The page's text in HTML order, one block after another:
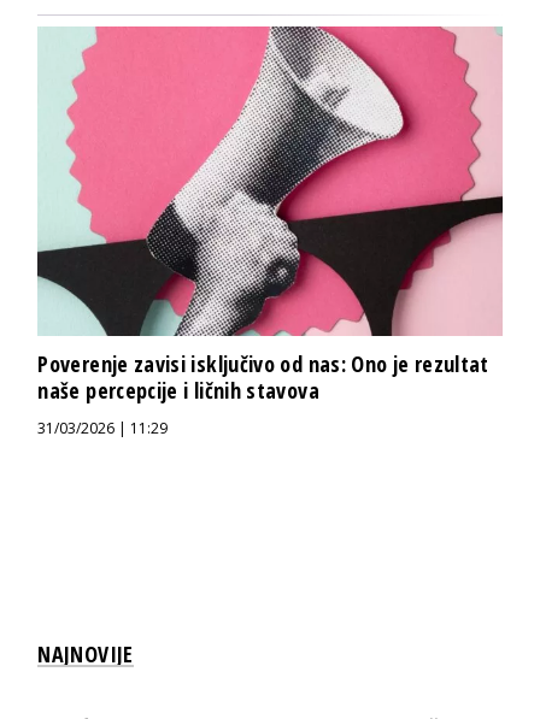
Poverenje zavisi isključivo od nas: Ono je rezultat
naše percepcije i ličnih stavova
31/03/2026 | 11:29
NAJNOVIJE